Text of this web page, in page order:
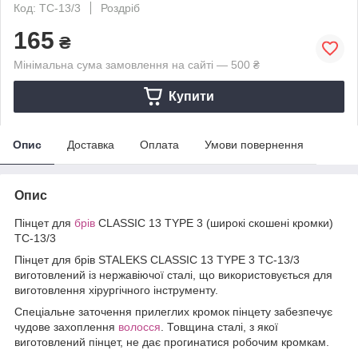
Код: TC-13/3
Роздріб
165 ₴
Мінімальна сума замовлення на сайті — 500 ₴
Купити
Опис Доставка Оплата Умови повернення
Опис
Пінцет для брів CLASSIC 13 TYPE 3 (широкі скошені кромки)
TC-13/3
Пінцет для брів STALEKS CLASSIC 13 TYPE 3 TC-13/3
виготовлений із нержавіючої сталі, що використовується для
виготовлення хірургічного інструменту.
Спеціальне заточення прилеглих кромок пінцету забезпечує
чудове захоплення волосся . Товщина сталі, з якої
виготовлений пінцет, не дає прогинатися робочим кромкам.